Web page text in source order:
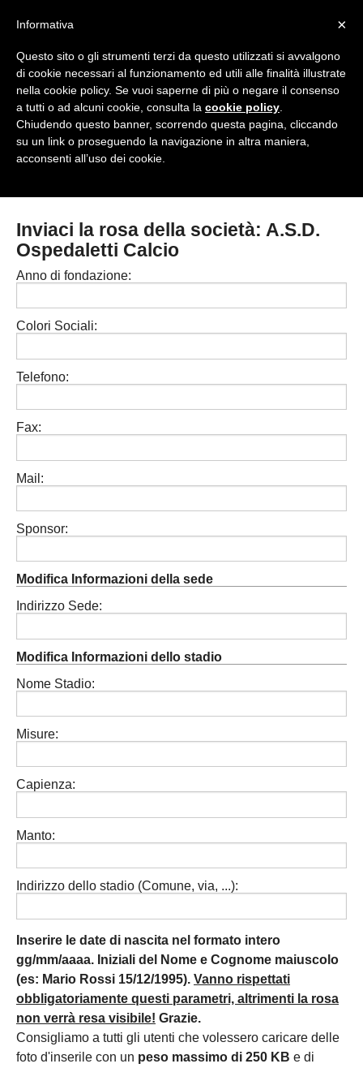
Top Menu
HOME
Accedi / Registrati
PROVINCE
CHIAVARI
GENOVA
IMPERIA
LA SPEZIA
Carica la tua Rosa
Campionati e Risultati:
NAZIONALI
Inviaci la rosa della società: A.S.D.
Ospedaletti Calcio
Anno di fondazione:
Colori Sociali:
Telefono:
Fax:
Mail:
Sponsor:
Modifica Informazioni della sede
Indirizzo Sede:
Modifica Informazioni dello stadio
Nome Stadio:
Misure:
Capienza:
Manto:
Indirizzo dello stadio (Comune, via, ...):
Inserire le date di nascita nel formato intero
gg/mm/aaaa. Iniziali del Nome e Cognome maiuscolo
(es: Mario Rossi 15/12/1995). Vanno rispettati
obbligatoriamente questi parametri, altrimenti la rosa
non verrà resa visibile! Grazie.
Consigliamo a tutti gli utenti che volessero caricare delle
foto d'inserile con un peso massimo di 250 KB e di
×
Informativa
Questo sito o gli strumenti terzi da questo utilizzati si avvalgono
di cookie necessari al funzionamento ed utili alle finalità illustrate
nella cookie policy. Se vuoi saperne di più o negare il consenso
a tutti o ad alcuni cookie, consulta la cookie policy
Chiudendo questo banner, scorrendo questa pagina, cliccando
su un link o proseguendo la navigazione in altra maniera,
acconsenti all’uso dei cookie.